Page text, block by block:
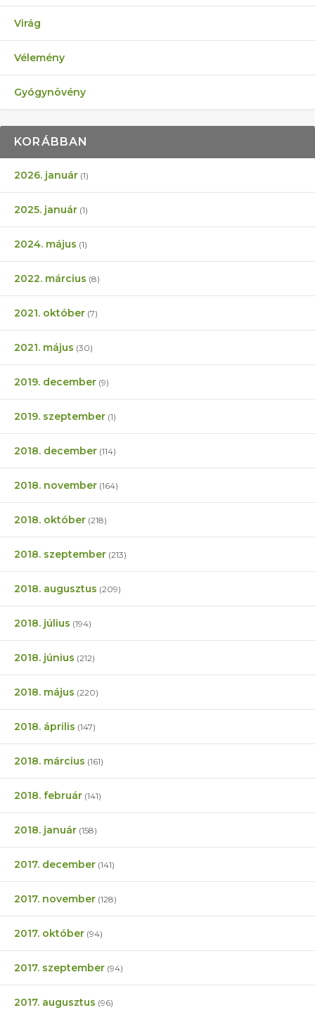
Virág
Vélemény
Gyógynövény
KORÁBBAN
2026. január (1)
2025. január (1)
2024. május (1)
2022. március (8)
2021. október (7)
2021. május (30)
2019. december (9)
2019. szeptember (1)
2018. december (114)
2018. november (164)
2018. október (218)
2018. szeptember (213)
2018. augusztus (209)
2018. július (194)
2018. június (212)
2018. május (220)
2018. április (147)
2018. március (161)
2018. február (141)
2018. január (158)
2017. december (141)
2017. november (128)
2017. október (94)
2017. szeptember (94)
2017. augusztus (96)